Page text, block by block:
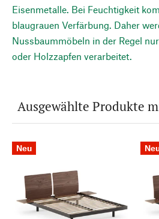
Eisenmetalle. Bei Feuchtigkeit
blaugrauen Verfärbung. Daher
Nussbaummöbeln in der Regel
oder Holzzapfen verarbeitet.
Ausgewählte Produkte
Neu